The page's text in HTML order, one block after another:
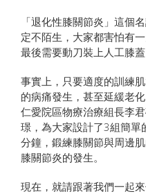
「退化性膝關節炎」這個
定不陌生，大家都害怕有
最後需要動刀裝上人工膝蓋
事實上，只要適度的訓練
的病痛發生，甚至延緩老
仁愛院區物療治療組長李
璟，為大家設計了3組簡
分鐘，鍛練膝關節與周邊
膝關節炎的發生。
現在，就請跟著我們一起來